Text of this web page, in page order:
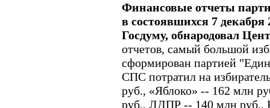
Финансовые отчеты
в состоявшихся 7 декабря
Госдуму, обнародовал
отчетов, самый большой
сформирован партией
СПС потратил на
руб., «Яблоко» -- 162 млн
руб., ЛДПР -- 140 млн руб.,